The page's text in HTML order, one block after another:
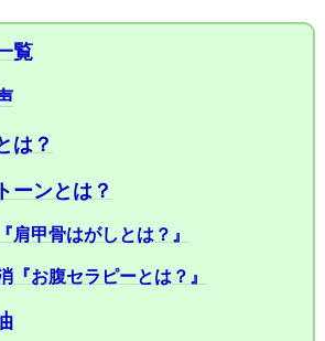
覧
は？
ーンとは？
肩甲骨はがしとは？』
『お腹セラピーとは？』